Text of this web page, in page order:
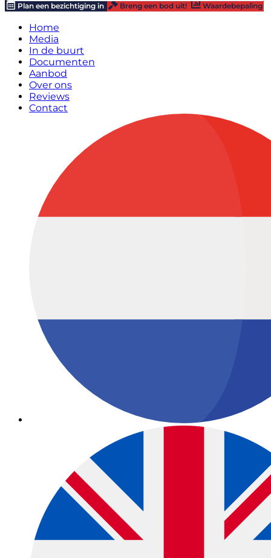
Plan een bezichtiging in
Breng een bod uit! Waardebepaling
Home
Media
In de buurt
Documenten
Aanbod
Over ons
Reviews
Contact